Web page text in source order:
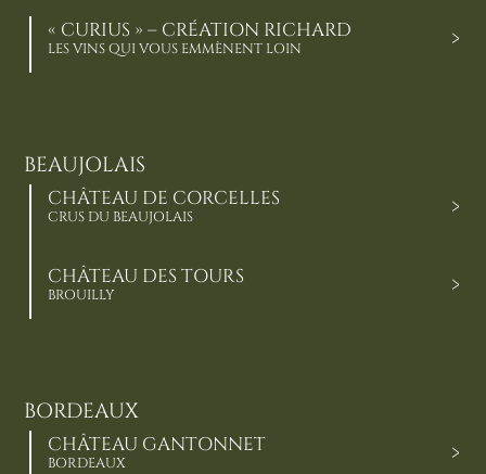
« CURIUS » – CRÉATION RICHARD
LES VINS QUI VOUS EMMÈNENT LOIN
BEAUJOLAIS
CHÂTEAU DE CORCELLES
CRUS DU BEAUJOLAIS
CHÂTEAU DES TOURS
BROUILLY
BORDEAUX
CHÂTEAU GANTONNET
BORDEAUX